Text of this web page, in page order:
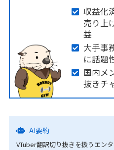
収益化
売り上
益
大手事
に話題
国内メ
抜きチ
AI要約
VTuber翻訳切り抜きを扱うエンタ